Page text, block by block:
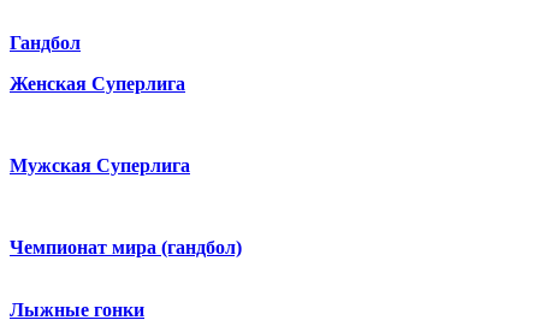
Гандбол
Женская Суперлига
Мужская Суперлига
Чемпионат мира (гандбол)
Лыжные гонки